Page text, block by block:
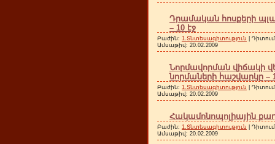
Դրամական հոսքերի
– 10 էջ
Բաժին: 1.Տնտեսագիտություն |
Ամսաթիվ: 20.02.2009
Նորմավորման վիճակի
նորմաների հաշվարկը –
Բաժին: 1.Տնտեսագիտություն |
Ամսաթիվ: 20.02.2009
Հակամոնոպոլիային
Բաժին: 1.Տնտեսագիտություն |
Ամսաթիվ: 20.02.2009